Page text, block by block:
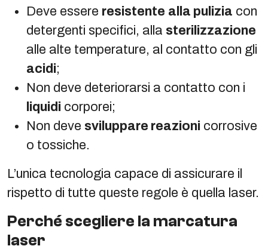
Deve essere resistente alla pulizia con
detergenti specifici, alla sterilizzazione
alle alte temperature, al contatto con gli
acidi;
Non deve deteriorarsi a contatto con i
liquidi corporei;
Non deve sviluppare reazioni corrosive
o tossiche.
L’unica tecnologia capace di assicurare il
rispetto di tutte queste regole è quella laser.
Perché scegliere la marcatura
laser